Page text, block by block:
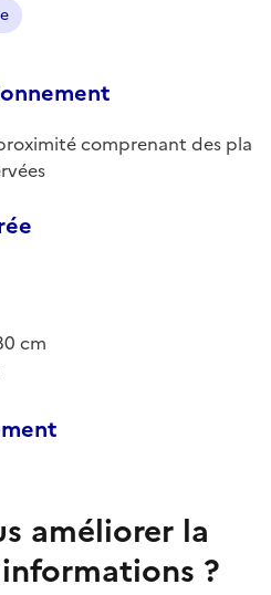
comprenant des pla
cm
améliorer la
?